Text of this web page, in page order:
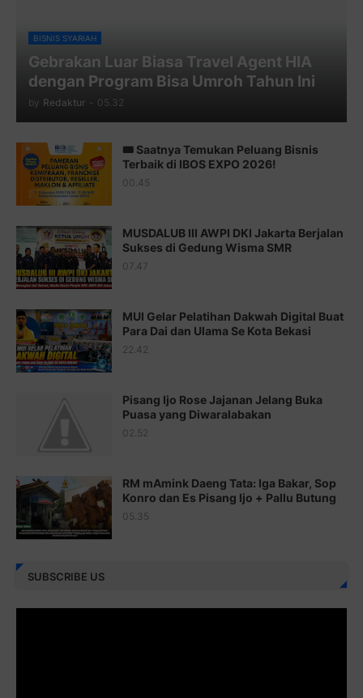
Juz 10 ⇨http://j.mp/2bHfyUH
Juz 11 ⇨http://j.mp/2bHf80y
Juz 13 ⇨http://j.mp/2bFTiKQ
Juz 14 ⇨http://j.mp/2b8SUTA
Juz 15 ⇨http://j.mp/2bFRQIM
Juz 17 ⇨http://j.mp/2brHsFz
Juz 18 ⇨http://j.mp/2b8SCfc
Juz 19 ⇨http://j.mp/2bFSq95
Juz 20 ⇨http://j.mp/2brI1zc
Juz 21 ⇨http://j.mp/2b8VcBO
http://j.mp/2bFRxNP
http://j.mp/2brItxm
Juz 25 ⇨http://j.mp/2brImlf
Juz 26 ⇨http://j.mp/2bFRHF2
BISNIS SYARIAH
Gebrakan Luar Biasa Travel Agent HIA
dengan Program Bisa Umroh Tahun Ini
by Redaktur - 05.32
🎟️ Saatnya Temukan Peluang Bisnis
Terbaik di IBOS EXPO 2026!
00.45
MUSDALUB III AWPI DKI Jakarta Berjalan
Sukses di Gedung Wisma SMR
07.47
MUI Gelar Pelatihan Dakwah Digital Buat
Para Dai dan Ulama Se Kota Bekasi
22.42
Pisang Ijo Rose Jajanan Jelang Buka
Puasa yang Diwaralabakan
02.52
RM mAmink Daeng Tata: Iga Bakar, Sop
Konro dan Es Pisang Ijo + Pallu Butung
05.35
SUBSCRIBE US